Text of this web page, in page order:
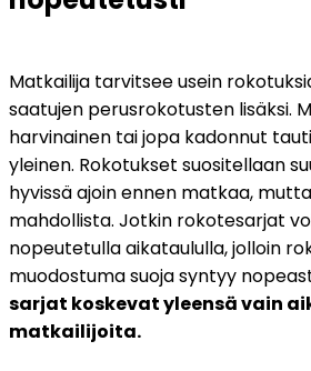
Matkailija tarvitsee usein
saatujen perusrokotusten lisäksi.
harvinainen tai jopa kadonnut
yleinen. Rokotukset suositellaan
hyvissä ajoin ennen matkaa,
mahdollista. Jotkin rokotesarjat
nopeutetulla aikataululla, jolloin
muodostuma suoja syntyy
sarjat koskevat yleensä vain
matkailijoita.